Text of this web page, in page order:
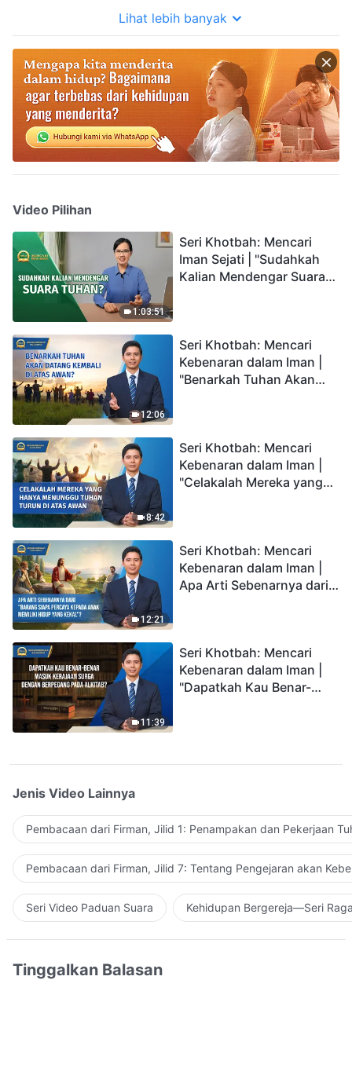
Lihat lebih banyak
Video Pilihan
1:03:51
Seri Khotbah: Mencari
Iman Sejati | "Sudahkah
Kalian Mendengar Suara
12:06
Seri Khotbah: Mencari
Kebenaran dalam Iman |
"Benarkah Tuhan Akan
8:42
Seri Khotbah: Mencari
Kebenaran dalam Iman |
"Celakalah Mereka yang
12:21
Seri Khotbah: Mencari
Kebenaran dalam Iman |
Apa Arti Sebenarnya dari
11:39
Seri Khotbah: Mencari
Kebenaran dalam Iman |
"Dapatkah Kau Benar-
Jenis Video Lainnya
Pembacaan dari Firman, Jilid 1: Penampakan dan Pekerjaan
Pembacaan dari Firman, Jilid 7: Tentang Pengejaran akan
Seri Video Paduan Suara Kehidupan Bergereja—Seri
Tinggalkan Balasan